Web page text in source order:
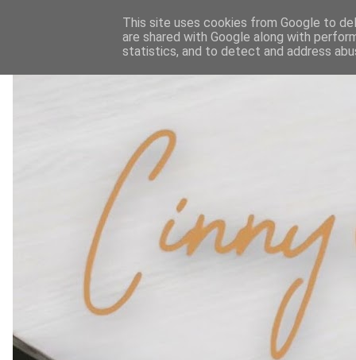
This site uses cookies from Google to
are shared with Google along with
statistics, and to detect and address